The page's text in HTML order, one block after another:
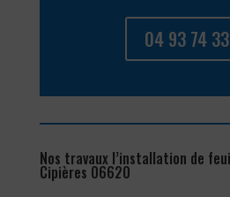
04 93 74
Nos travaux l’installation de
Cipières 06620